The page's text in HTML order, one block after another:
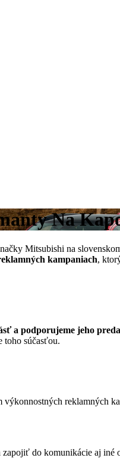
Na
Mitsubishi na
kampaniach,
a podporujeme jeho
toho súčasťou.
výkonnostných reklamných
do komunikácie aj